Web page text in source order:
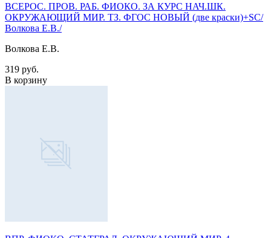
ВСЕРОС. ПРОВ. РАБ. ФИОКО. ЗА КУРС НАЧ.ШК.
ОКРУЖАЮЩИЙ МИР. ТЗ. ФГОС НОВЫЙ (две краски)+SC/
Волкова Е.В./
Волкова Е.В.
319 руб.
В корзину